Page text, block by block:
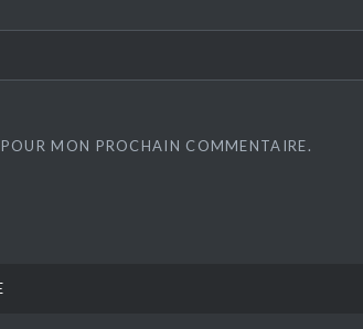
MON PROCHAIN COMMENTAIRE.